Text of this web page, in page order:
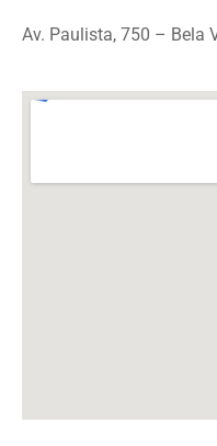
Av. Paulista, 750 – Bela